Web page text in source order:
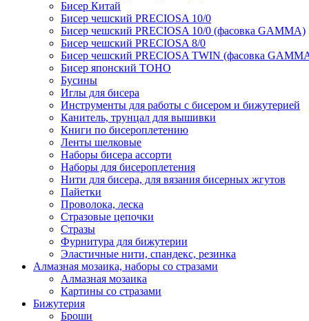
Бисер Китай
Бисер чешский PRECIOSA 10/0
Бисер чешский PRECIOSA 10/0 (фасовка GAMMA)
Бисер чешский PRECIOSA 8/0
Бисер чешский PRECIOSA TWIN (фасовка
Бисер японский TOHO
Бусины
Иглы для бисера
Инструменты для работы с бисером и бижутерией
Канитель, трунцал для вышивки
Книги по бисероплетению
Ленты шелковые
Наборы бисера ассорти
Наборы для бисероплетения
Нити для бисера, для вязания бисерных жгутов
Пайетки
Проволока, леска
Стразовые цепочки
Стразы
Фурнитура для бижутерии
Эластичные нити, спандекс, резинка
Алмазная мозаика, наборы со стразами
Алмазная мозаика
Картины co стразами
Бижутерия
Броши